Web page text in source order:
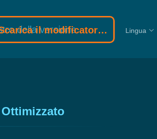
della versione
il modificatore Gamebuff Lingua